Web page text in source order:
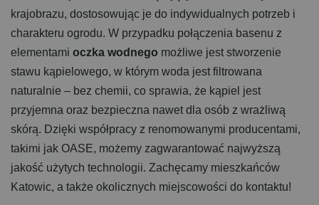
krajobrazu, dostosowując je do indywidualnych potrzeb i
charakteru ogrodu. W przypadku połączenia basenu z
elementami oczka wodnego możliwe jest stworzenie
stawu kąpielowego, w którym woda jest filtrowana
naturalnie – bez chemii, co sprawia, że kąpiel jest
przyjemna oraz bezpieczna nawet dla osób z wrażliwą
skórą. Dzięki współpracy z renomowanymi producentami,
takimi jak OASE, możemy zagwarantować najwyższą
jakość użytych technologii. Zachęcamy mieszkańców
Katowic, a także okolicznych miejscowości do kontaktu!